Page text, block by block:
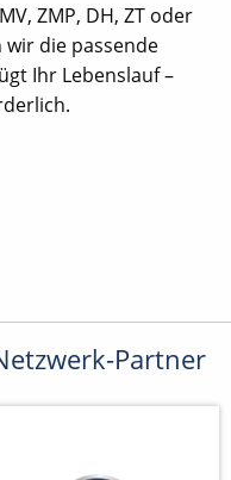
ZMP, DH, ZT oder
wir die passende
Ihr Lebenslauf –
Partner